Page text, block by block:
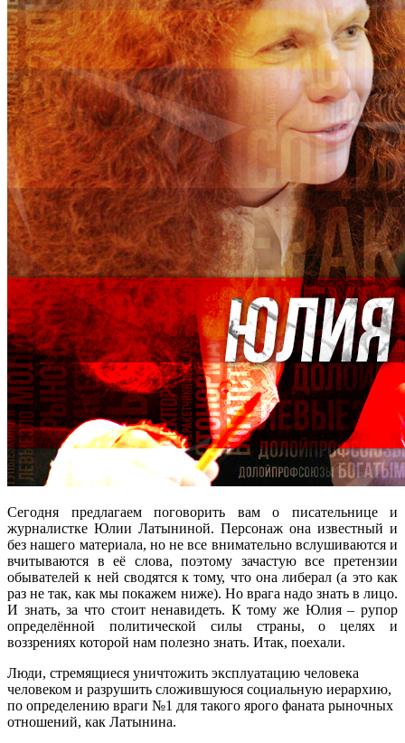
Сегодня предлагаем поговорить вам о писательнице и
журналистке Юлии Латыниной. Персонаж она известный и
без нашего материала, но не все внимательно вслушиваются и
вчитываются в её слова, поэтому зачастую все претензии
обывателей к ней сводятся к тому, что она либерал (а это как
раз не так, как мы покажем ниже). Но врага надо знать в лицо.
И знать, за что стоит ненавидеть. К тому же Юлия – рупор
определённой политической силы страны, о целях и
воззрениях которой нам полезно знать. Итак, поехали.
Люди, стремящиеся уничтожить эксплуатацию человека
человеком и разрушить сложившуюся социальную иерархию,
по определению враги №1 для такого ярого фаната рыночных
отношений, как Латынина.